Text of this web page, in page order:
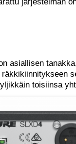
asiallisen
toisiinsa